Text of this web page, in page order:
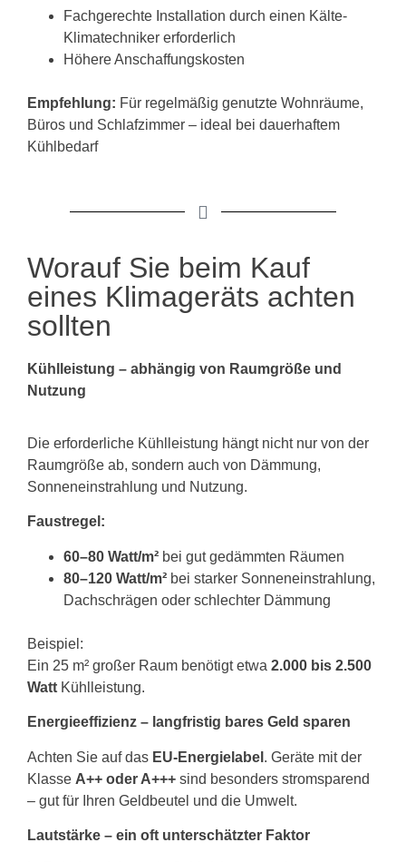
Fachgerechte Installation durch einen Kälte-
Klimatechniker erforderlich
Höhere Anschaffungskosten
Empfehlung: Für regelmäßig genutzte Wohnräume,
Büros und Schlafzimmer – ideal bei dauerhaftem
Kühlbedarf
Worauf Sie beim Kauf
eines Klimageräts achten
sollten
Kühlleistung – abhängig von Raumgröße und
Nutzung
Die erforderliche Kühlleistung hängt nicht nur von der
Raumgröße ab, sondern auch von Dämmung,
Sonneneinstrahlung und Nutzung.
Faustregel:
60–80 Watt/m² bei gut gedämmten Räumen
80–120 Watt/m² bei starker Sonneneinstrahlung,
Dachschrägen oder schlechter Dämmung
Beispiel:
Ein 25 m² großer Raum benötigt etwa 2.000 bis 2.500
Watt Kühlleistung.
Energieeffizienz – langfristig bares Geld sparen
Achten Sie auf das EU-Energielabel . Geräte mit der
Klasse A++ oder A+++ sind besonders stromsparend
– gut für Ihren Geldbeutel und die Umwelt.
Lautstärke – ein oft unterschätzter Faktor